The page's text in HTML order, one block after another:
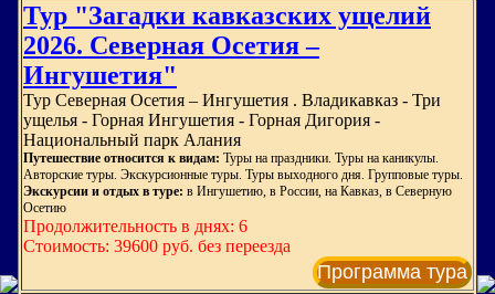
Тур "Загадки кавказских ущелий
2026. Северная Осетия –
Ингушетия"
Тур Северная Осетия – Ингушетия . Владикавказ - Три
ущелья - Горная Ингушетия - Горная Дигория -
Национальный парк Алания
Путешествие относится к видам: Туры на праздники. Туры на каникулы.
Авторские туры. Экскурсионные туры. Туры выходного дня. Групповые туры.
Экскурсии и отдых в туре: в Ингушетию, в России, на Кавказ, в Северную
Осетию
Продолжительность в днях: 6
Стоимость: 39600 руб. без переезда
Программа тура